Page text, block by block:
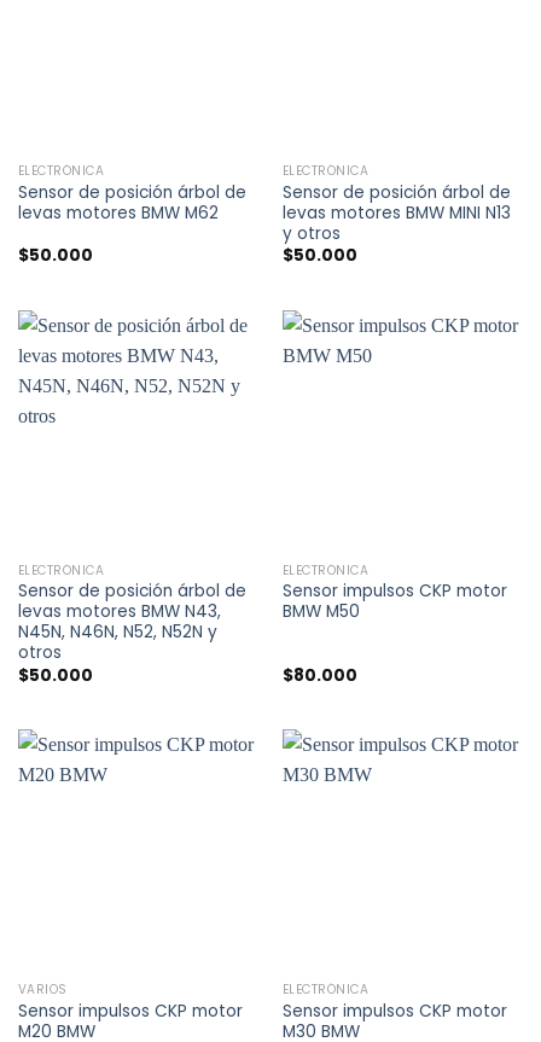
ELECTRÓNICA
Sensor de posición árbol de
levas motores BMW M62
$50.000
ELECTRÓNICA
Sensor de posición árbol de
levas motores BMW MINI N13
y otros
$50.000
ELECTRÓNICA
Sensor de posición árbol de
levas motores BMW N43,
N45N, N46N, N52, N52N y
otros
$50.000
ELECTRÓNICA
Sensor impulsos CKP motor
BMW M50
$80.000
VARIOS
Sensor impulsos CKP motor
M20 BMW
ELECTRÓNICA
Sensor impulsos CKP motor
M30 BMW